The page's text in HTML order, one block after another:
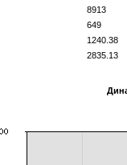
8913
649
1240.38
2835.13